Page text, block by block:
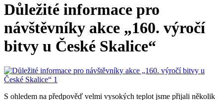
Důležité informace pro
návštěvníky akce „160. výročí
bitvy u České Skalice“
S ohledem na předpověď velmi vysokých teplot jsme přijali několik